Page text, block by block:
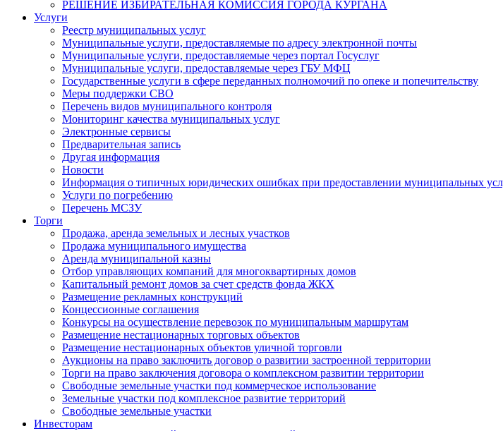
РЕШЕНИЕ ИЗБИРАТЕЛЬНАЯ КОМИССИЯ ГОРОДА КУРГАНА
Услуги
Реестр муниципальных услуг
Муниципальные услуги, предоставляемые по адресу электронной почты
Муниципальные услуги, предоставляемые через портал Госуслуг
Муниципальные услуги, предоставляемые через ГБУ МФЦ
Государственные услуги в сфере переданных полномочий по опеке и попечительству
Меры поддержки СВО
Перечень видов муниципального контроля
Мониторинг качества муниципальных услуг
Электронные сервисы
Предварительная запись
Другая информация
Новости
Информация о типичных юридических ошибках при предоставлении муниципальных
Услуги по погребению
Перечень МСЗУ
Торги
Продажа, аренда земельных и лесных участков
Продажа муниципального имущества
Аренда муниципальной казны
Отбор управляющих компаний для многоквартирных домов
Капитальный ремонт домов за счет средств фонда ЖКХ
Размещение рекламных конструкций
Концессионные соглашения
Конкурсы на осуществление перевозок по муниципальным маршрутам
Размещение нестационарных торговых объектов
Размещение нестационарных объектов уличной торговли
Аукционы на право заключить договор о развитии застроенной территории
Торги на право заключения договора о комплексном развитии территории
Свободные земельные участки под коммерческое использование
Земельные участки под комплексное развитие территорий
Свободные земельные участки
Инвесторам